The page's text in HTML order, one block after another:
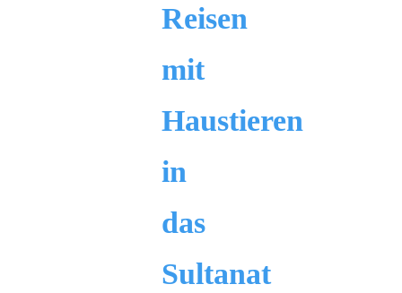
Reisen
mit
Haustieren
in
das
Sultanat